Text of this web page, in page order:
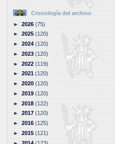
Cronología del archivo
►2026(75)
►2025(120)
►2024(120)
►2023(120)
►2022(119)
►2021(120)
►2020(120)
►2019(120)
►2018(122)
►2017(120)
►2016(125)
►2015(121)
►2014(123)